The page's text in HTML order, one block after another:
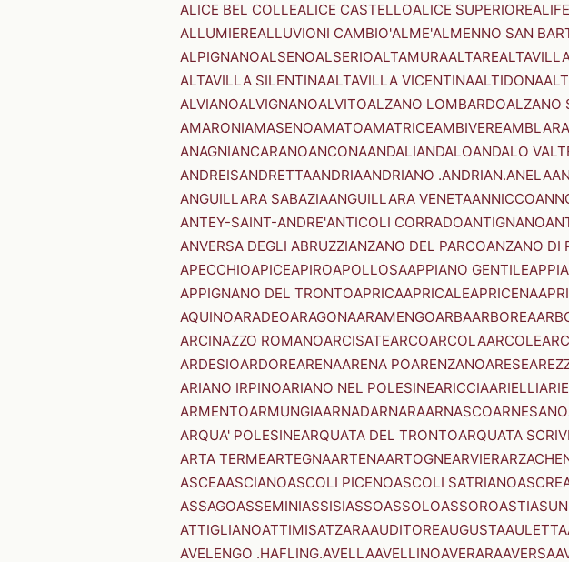
ALICE BEL COLLEALICE CASTELLOALICE SUPERIOREALIFE
ALLUMIEREALLUVIONI CAMBIO'ALME'ALMENNO SAN
ALPIGNANOALSENOALSERIOALTAMURAALTARE
ALTAVILLA SILENTINAALTAVILLA VICENTINAALTIDONA
ALVIANOALVIGNANOALVITOALZANO LOMBARDOALZANO
AMARONIAMASENOAMATOAMATRICEAMBIVEREAMBLAR
ANAGNIANCARANOANCONAANDALIANDALOANDALO
ANDREISANDRETTAANDRIAANDRIANO .ANDRIAN.ANELA
ANGUILLARA SABAZIAANGUILLARA VENETAANNICCO
ANTEY-SAINT-ANDRE'ANTICOLI CORRADOANTIGNANO
ANVERSA DEGLI ABRUZZIANZANO DEL PARCOANZANO DI
APECCHIOAPICEAPIROAPOLLOSAAPPIANO GENTILE
APPIGNANO DEL TRONTOAPRICAAPRICALEAPRICENA
AQUINOARADEOARAGONAARAMENGOARBAARBOREA
ARCINAZZO ROMANOARCISATEARCOARCOLAARCOLE
ARDESIOARDOREARENAARENA POARENZANOARESE
ARIANO IRPINOARIANO NEL POLESINEARICCIAARIELLI
ARMENTOARMUNGIAARNADARNARAARNASCOARNESANO
ARQUA' POLESINEARQUATA DEL TRONTOARQUATA
ARTA TERMEARTEGNAARTENAARTOGNEARVIER
ASCEAASCIANOASCOLI PICENOASCOLI SATRIANO
ASSAGOASSEMINIASSISIASSOASSOLOASSOROASTI
ATTIGLIANOATTIMISATZARAAUDITOREAUGUSTAAULETTA
AVELENGO .HAFLING.AVELLAAVELLINOAVERARAAVERSA